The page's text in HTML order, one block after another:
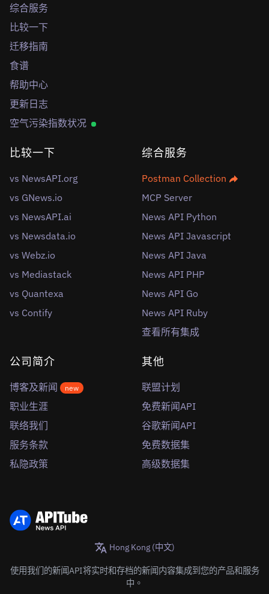
综合服务
比较一下
迁移指南
食谱
帮助中心
更新日志
空气污染指数状况
比较一下
vs NewsAPI.org
vs GNews.io
vs NewsAPI.ai
vs Newsdata.io
vs Webz.io
vs Mediastack
vs Quantexa
vs Contify
综合服务
Postman Collection
MCP Server
News API Python
News API Javascript
News API Java
News API PHP
News API Go
News API Ruby
查看所有集成
公司简介
博客及新闻 new
职业生涯
联络我们
服务条款
私隐政策
其他
联盟计划
免费新闻API
谷歌新闻API
免费数据集
高级数据集
Hong Kong (中文)
使用我们的新闻API将实时和存档的新闻内容集成到您的产品和服务
中。